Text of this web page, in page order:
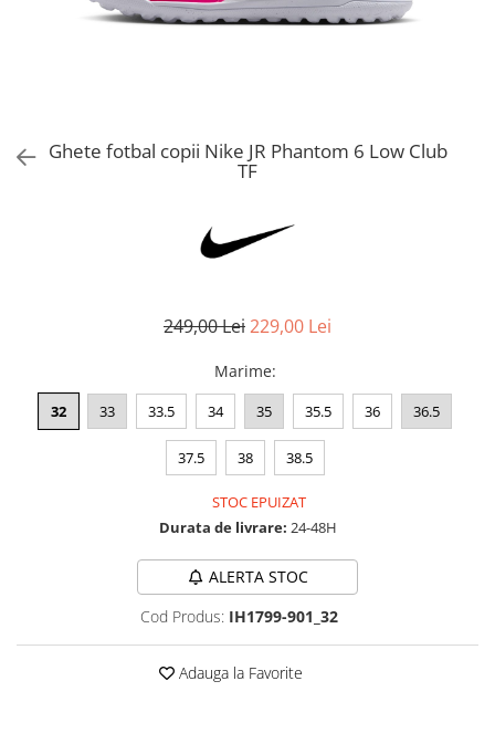
Bluze fotbal copii
Sorturi fotbal femei
Ghete fotbal copii Nike JR Phantom 6 Low Club
TF
249,00 Lei229,00 Lei
Marime:
32 33 33.5 34 35 35.5 36 36.5
37.5 38 38.5
STOC EPUIZAT
Durata de livrare: 24-48H
ALERTA STOC
Cod Produs: IH1799-901_32
Adauga la Favorite